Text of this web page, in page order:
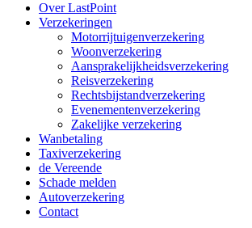
Over LastPoint
Verzekeringen
Motorrijtuigenverzekering
Woonverzekering
Aansprakelijkheidsverzekering
Reisverzekering
Rechtsbijstandverzekering
Evenementenverzekering
Zakelijke verzekering
Wanbetaling
Taxiverzekering
de Vereende
Schade melden
Autoverzekering
Contact